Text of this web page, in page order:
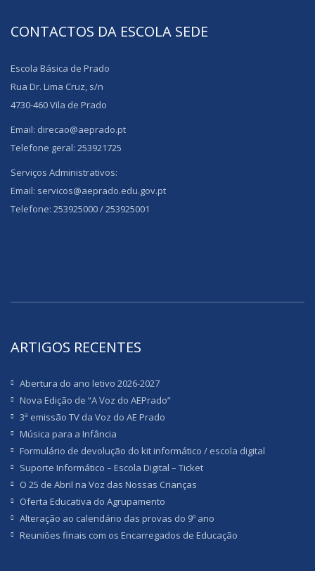
CONTACTOS DA ESCOLA SEDE
Escola Básica de Prado
Rua Dr. Lima Cruz, s/n
4730-460 Vila de Prado
Email: direcao@aeprado.pt
Telefone geral: 253921725
Serviços Administrativos:
Email: servicos@aeprado.edu.gov.pt
Telefone: 253925000 / 253925001
ARTIGOS RECENTES
Abertura do ano letivo 2026-2027
Nova Edição de “A Voz do AEPrado”
3ª emissão TV da Voz do AE Prado
Música para a Infância
Formulário de devolução do kit informático / escola digital
Suporte Informático – Escola Digital – Ticket
O 25 de Abril na Voz das Nossas Crianças
Oferta Educativa do Agrupamento
Alteração ao calendário das provas do 9º ano
Reuniões finais com os Encarregados de Educação